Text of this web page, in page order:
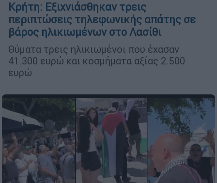
Κρήτη: Εξιχνιάσθηκαν τρεις
περιπτώσεις τηλεφωνικής απάτης σε
βάρος ηλικιωμένων στο Λασίθι
Θύματα τρεις ηλικιωμένοι που έχασαν
41.300 ευρώ και κοσμήματα αξίας 2.500
ευρώ